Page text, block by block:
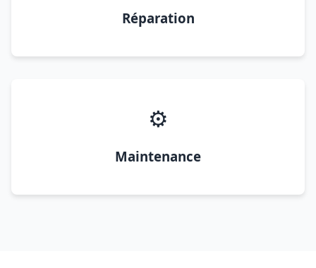
Réparation
⚙️
Maintenance